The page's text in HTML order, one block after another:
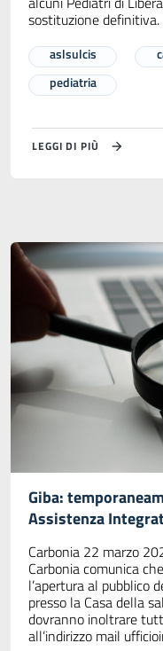
sostituzione definitiva.
aslsulcis
pediatria
LEGGI DI PIÙ
Giba:
Assistenza
Carbonia 22 marzo
Carbonia comunica
l’apertura al pubblico
presso la Casa della
dovranno inoltrare
all’indirizzo mail